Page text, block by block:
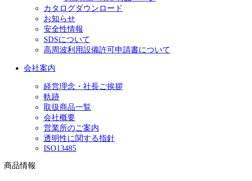
カタログダウンロード
お知らせ
安全性情報
SDSについて
高周波利用設備許可申請書について
会社案内
経営理念・社長ご挨拶
軌跡
取扱商品一覧
会社概要
営業所のご案内
透明性に関する指針
ISO13485
商品情報